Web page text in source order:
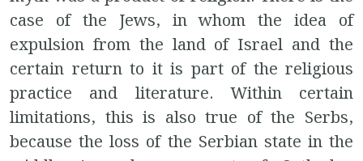
case of the Jews, in whom the idea of
expulsion from the land of Israel and the
certain return to it is part of the religious
practice and literature. Within certain
limitations, this is also true of the Serbs,
because the loss of the Serbian state in the